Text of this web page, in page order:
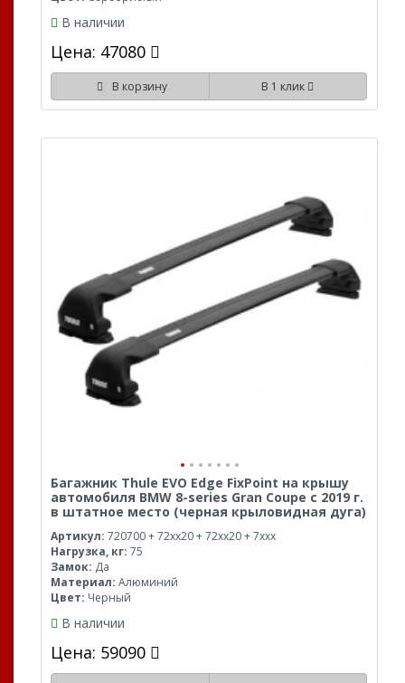
В наличии
Цена: 47080
В корзину В 1 клик
Багажник Thule EVO Edge FixPoint на крышу
автомобиля BMW 8-series Gran Coupe с 2019 г.
в штатное место (черная крыловидная дуга)
Артикул: 720700 + 72xx20 + 72xx20 + 7xxx
Нагрузка, кг: 75
Замок: Да
Материал: Алюминий
Цвет: Черный
В наличии
Цена: 59090